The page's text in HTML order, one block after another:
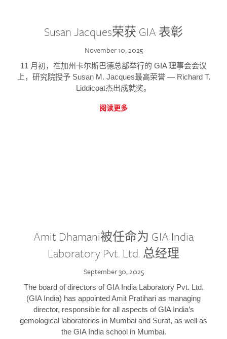
Susan Jacques荣获 GIA 表彰
November 10, 2025
11 月初，在加州卡尔斯巴德总部举行的 GIA 理事会会议
上，研究院授予 Susan M. Jacques最高荣誉 — Richard T.
Liddicoat杰出成就奖。
阅读更多
Amit Dhamani被任命为 GIA India
Laboratory Pvt. Ltd. 总经理
September 30, 2025
The board of directors of GIA India Laboratory Pvt. Ltd.
(GIA India) has appointed Amit Pratihari as managing
director, responsible for all aspects of GIA India’s
gemological laboratories in Mumbai and Surat, as well as
the GIA India school in Mumbai.